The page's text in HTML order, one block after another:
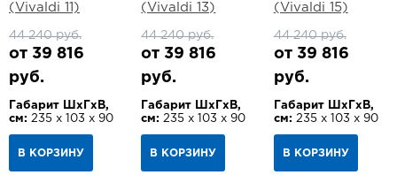
(Vivaldi 11)
44 240 руб.
от 39 816
руб.
Габарит ШхГхВ,
см: 235 х 103 х 90
В КОРЗИНУ
(Vivaldi 13)
44 240 руб.
от 39 816
руб.
Габарит ШхГхВ,
см: 235 х 103 х 90
В КОРЗИНУ
(Vivaldi 15)
44 240 руб.
от 39 816
руб.
Габарит ШхГхВ,
см: 235 х 103 х 90
В КОРЗИНУ